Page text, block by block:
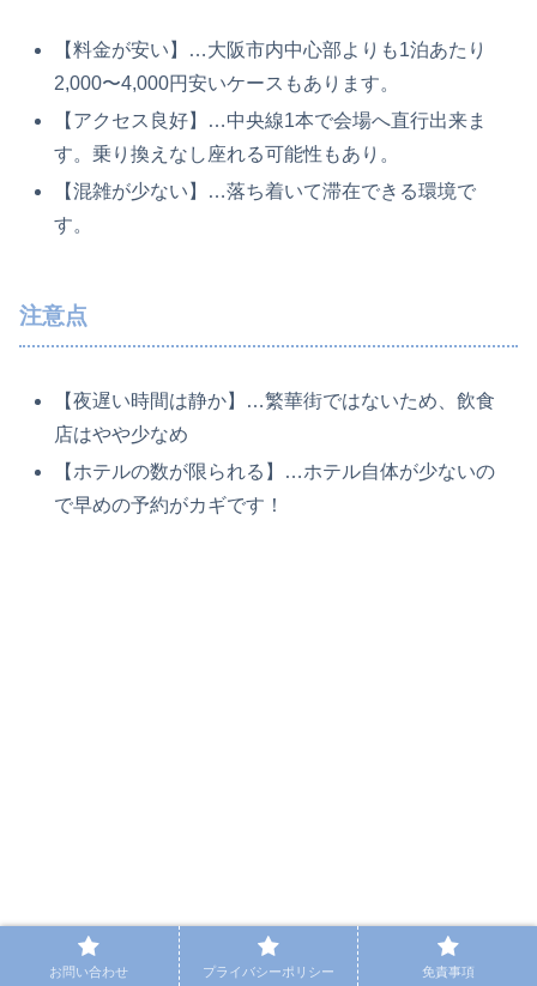
【料金が安い】…大阪市内中心部よりも1泊あたり
2,000〜4,000円安いケースもあります。
【アクセス良好】…中央線1本で会場へ直行出来ま
す。乗り換えなし座れる可能性もあり。
【混雑が少ない】…落ち着いて滞在できる環境で
す。
注意点
【夜遅い時間は静か】…繁華街ではないため、飲食
店はやや少なめ
【ホテルの数が限られる】…ホテル自体が少ないの
で早めの予約がカギです！
お問い合わせ プライバシーポリシー 免責事項